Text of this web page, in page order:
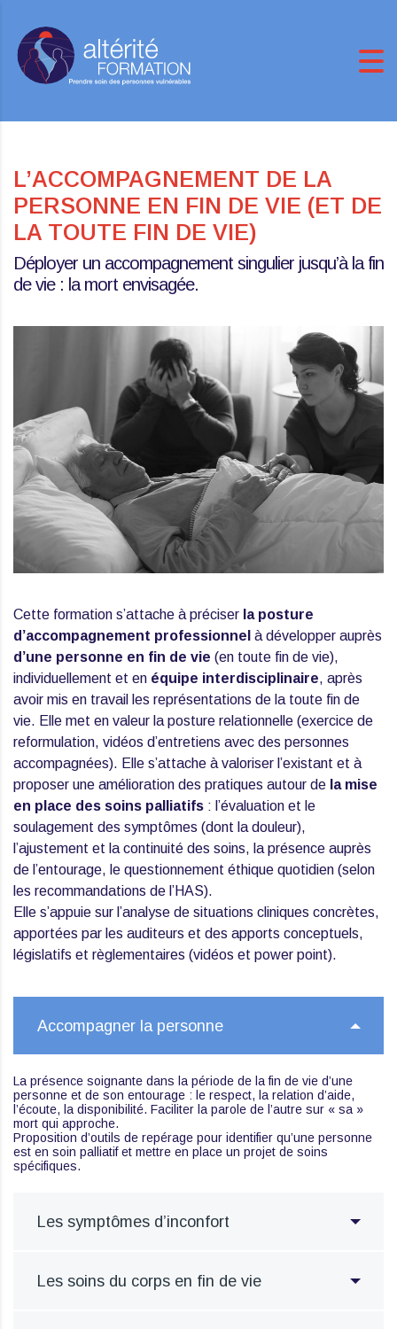
L’ACCOMPAGNEMENT DE LA
PERSONNE EN FIN DE VIE (ET DE
LA TOUTE FIN DE VIE)
Déployer un accompagnement singulier jusqu’à la fin
de vie : la mort envisagée.
Cette formation s’attache à préciser la posture
d’accompagnement professionnel à développer auprès
d’une personne en fin de vie (en toute fin de vie),
individuellement et en équipe interdisciplinaire, après
avoir mis en travail les représentations de la toute fin de
vie. Elle met en valeur la posture relationnelle (exercice de
reformulation, vidéos d’entretiens avec des personnes
accompagnées). Elle s’attache à valoriser l’existant et à
proposer une amélioration des pratiques autour de la mise
en place des soins palliatifs : l’évaluation et le
soulagement des symptômes (dont la douleur),
l’ajustement et la continuité des soins, la présence auprès
de l’entourage, le questionnement éthique quotidien (selon
les recommandations de l’HAS).
Elle s’appuie sur l’analyse de situations cliniques concrètes,
apportées par les auditeurs et des apports conceptuels,
législatifs et règlementaires (vidéos et power point).
Accompagner la personne
La présence soignante dans la période de la fin de vie d’une
personne et de son entourage : le respect, la relation d’aide,
l’écoute, la disponibilité. Faciliter la parole de l’autre sur « sa »
mort qui approche.
Proposition d’outils de repérage pour identifier qu’une personne
est en soin palliatif et mettre en place un projet de soins
spécifiques.
Les symptômes d’inconfort
Les soins du corps en fin de vie